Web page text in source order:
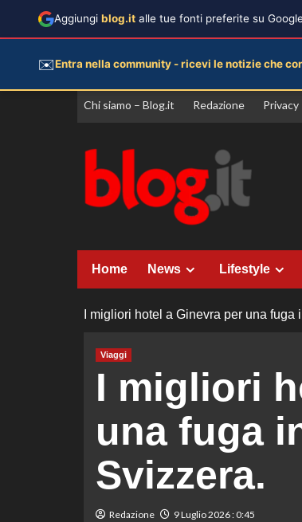
Vai
Chi siamo – Blog.it Redazione Privacy
Home News Lifestyle
I migliori hotel a Ginevra per una
Viaggi
I migliori
una fuga
Svizzera.
Redazione 9 Luglio 2026 : 0:45
Aggiungi blog.it alle tue fonti preferite su
✉️Entra nella community - ricevi le notizie che